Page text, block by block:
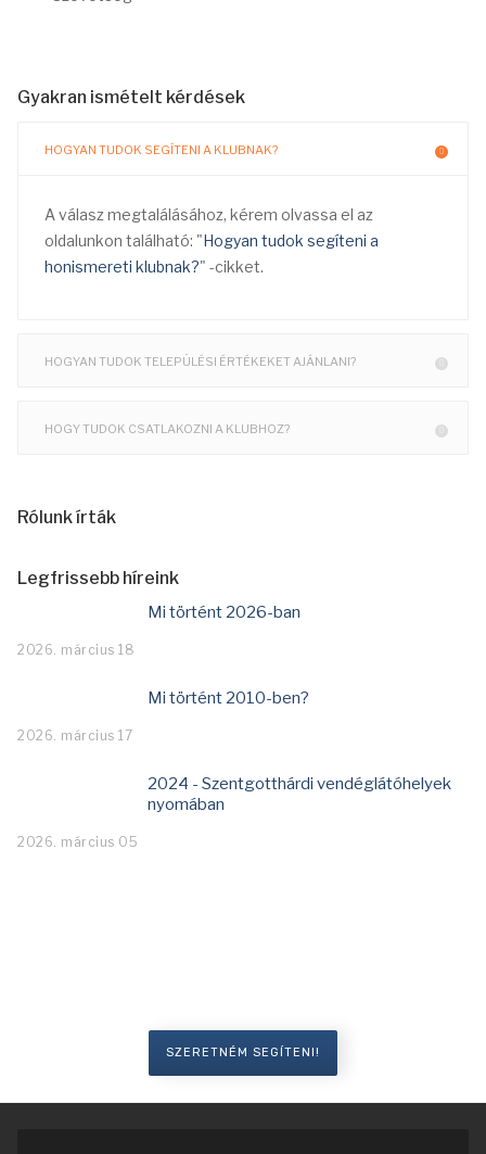
Gyakran ismételt kérdések
HOGYAN TUDOK SEGÍTENI A KLUBNAK?
A válasz megtalálásához, kérem olvassa el az
oldalunkon található: "Hogyan tudok segíteni a
honismereti klubnak?" -cikket.
HOGYAN TUDOK TELEPÜLÉSI ÉRTÉKEKET AJÁNLANI?
HOGY TUDOK CSATLAKOZNI A KLUBHOZ?
Rólunk írták
Legfrissebb híreink
Mi történt 2026-ban
2026. március 18
Mi történt 2010-ben?
2026. március 17
2024 - Szentgotthárdi vendéglátóhelyek
nyomában
2026. március 05
SZERETNÉM SEGÍTENI!